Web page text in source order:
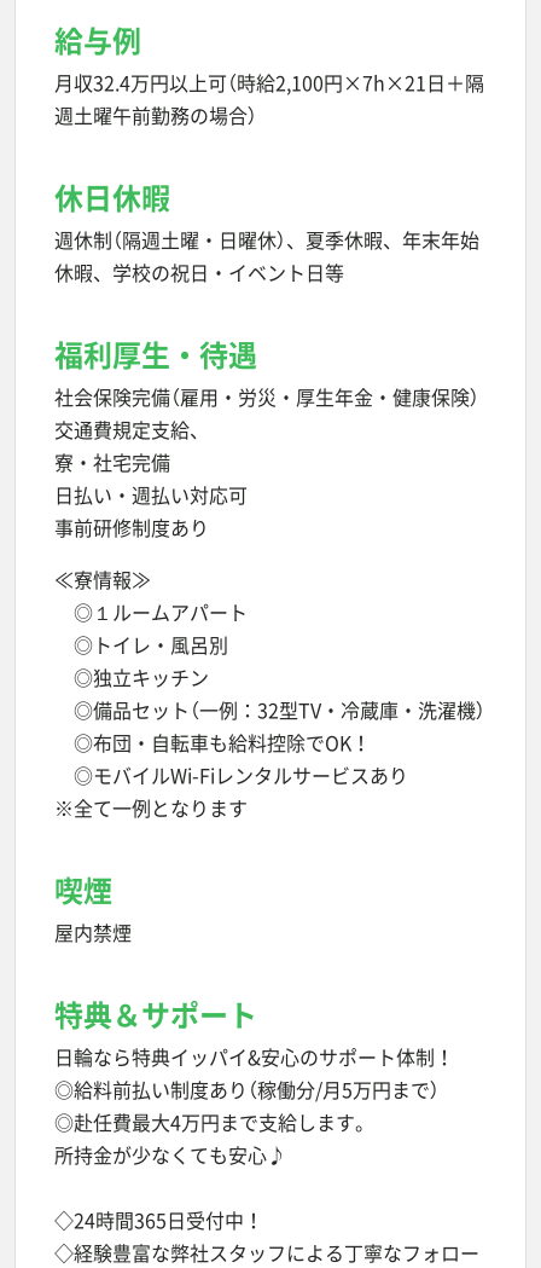
給与例
月収32.4万円以上可（時給2,100円×7h×21日＋隔
週土曜午前勤務の場合）
休日休暇
週休制（隔週土曜・日曜休）、夏季休暇、年末年始
休暇、学校の祝日・イベント日等
福利厚生・待遇
社会保険完備（雇用・労災・厚生年金・健康保険）
交通費規定支給、
寮・社宅完備
日払い・週払い対応可
事前研修制度あり
≪寮情報≫
◎１ルームアパート
◎トイレ・風呂別
◎独立キッチン
◎備品セット（一例：32型TV・冷蔵庫・洗濯機）
◎布団・自転車も給料控除でOK！
◎モバイルWi-Fiレンタルサービスあり
※全て一例となります
喫煙
屋内禁煙
特典＆サポート
日輪なら特典イッパイ&安心のサポート体制！
◎給料前払い制度あり（稼働分/月5万円まで）
◎赴任費最大4万円まで支給します。
所持金が少なくても安心♪
◇24時間365日受付中！
◇経験豊富な弊社スタッフによる丁寧なフォロー